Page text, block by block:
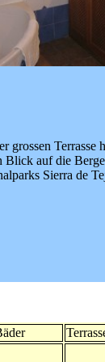
grossen Terrasse
Blick auf die
Sierra de